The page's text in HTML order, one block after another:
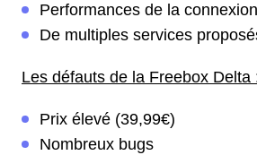
Performances de la
De multiples services
Les défauts de la Freebox Delta
Prix élevé (39,99€)
Nombreux bugs